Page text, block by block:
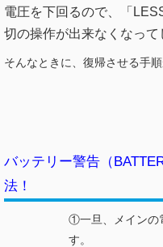
電圧を下回るので、
「
切の操作が出来なくなって
そんなときに、復帰させる手
バッテリー警告（
法！
①一旦、メインの
す。